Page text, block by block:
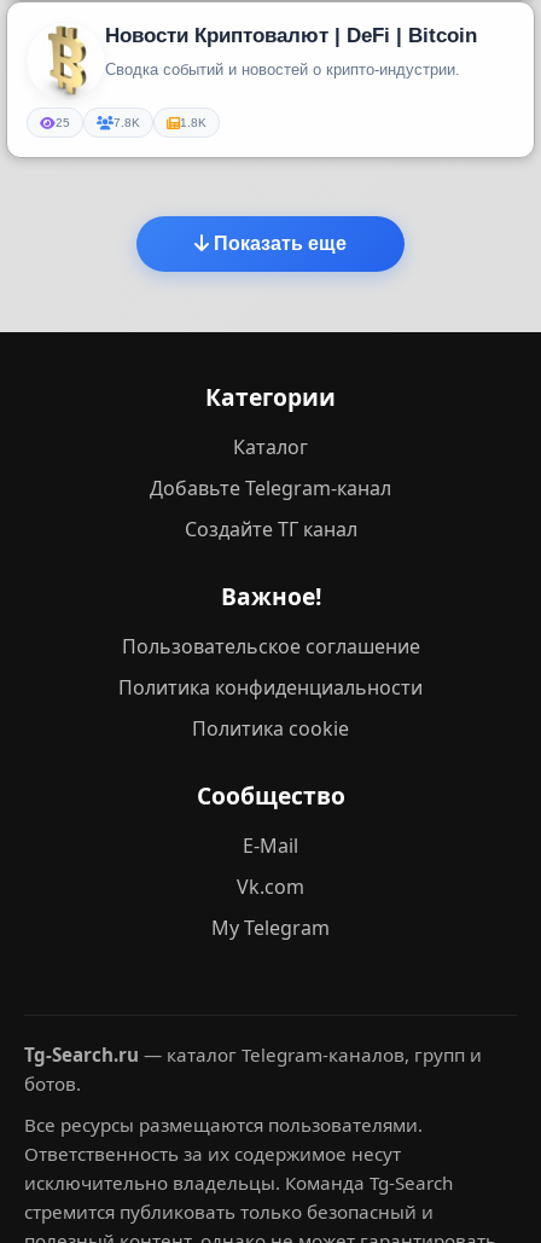
Новости Криптовалют | DeFi | Bitcoin
Сводка событий и новостей о крипто-индустрии.
25 7.8K 1.8K
Показать еще
Категории
Каталог
Добавьте Telegram-канал
Создайте ТГ канал
Важное!
Пользовательское соглашение
Политика конфиденциальности
Политика cookie
Сообщество
E-Mail
Vk.com
My Telegram
Tg-Search.ru — каталог Telegram-каналов, групп и
ботов.
Все ресурсы размещаются пользователями.
Ответственность за их содержимое несут
исключительно владельцы. Команда Tg-Search
стремится публиковать только безопасный и